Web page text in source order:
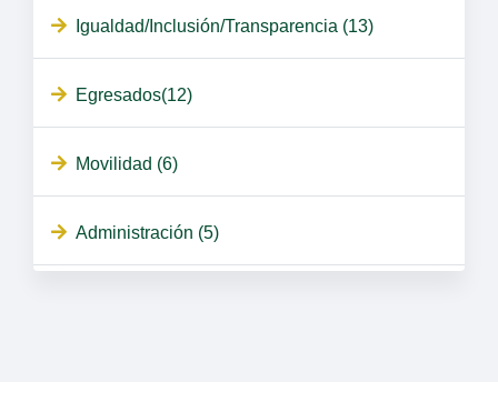
Igualdad/Inclusión/Transparencia (13)
Egresados(12)
Movilidad (6)
Administración (5)